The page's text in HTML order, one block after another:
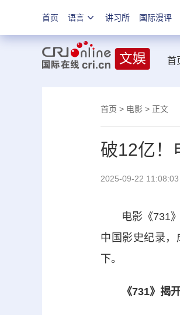
首页 语言 讲习所 国际漫评
首
首页 > 电影 > 正文
破12亿！
2025-09-22 11:08:03
电影《731》
中国影史纪录
下。
《731》揭